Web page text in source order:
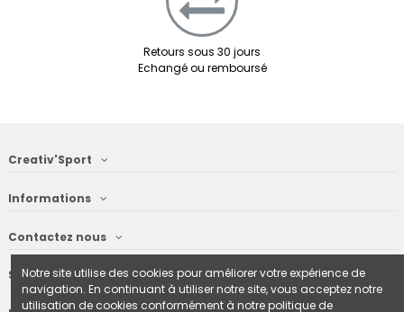
Retours sous 30 jours
Echangé ou remboursé
Creativ'Sport
Informations
Contactez nous
Suivez nous
Notre site utilise des cookies pour améliorer votre expérience de
navigation. En continuant à utiliser notre site, vous acceptez notre
utilisation de cookies conformément à notre politique de